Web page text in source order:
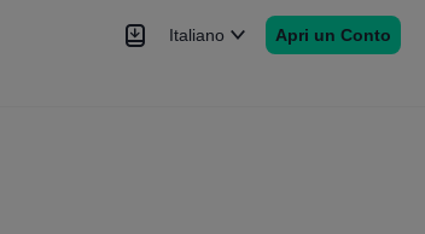
Italiano Apri un Conto